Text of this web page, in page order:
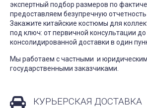
экспертный подбор размеров по
предоставляем безупречную отчетность
Закажите китайские костюмы для
под ключ: от первичной консультации до
консолидированной доставки в один
Мы работаем с частными и
государственными заказчиками.
КУРЬЕРСКАЯ ДОСТАВКА